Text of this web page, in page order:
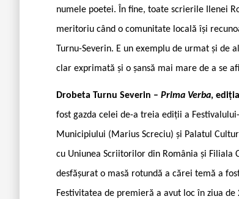
numele poetei. În fine, toate scrierile Ilenei
meritoriu când o comunitate locală își
Turnu-Severin. E un exemplu de urmat și
clar exprimată și o șansă mai mare de a se
Drobeta Turnu Severin – Prima Verba,
fost gazda celei de-a treia ediții a
Municipiului (Marius Screciu) și Palatul
cu Uniunea Scriitorilor din România și Filiala
desfășurat o masă rotundă a cărei temă a
Festivitatea de premieră a avut loc în ziua